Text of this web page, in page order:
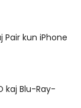
Pair kun iPhone
kaj Blu-Ray-